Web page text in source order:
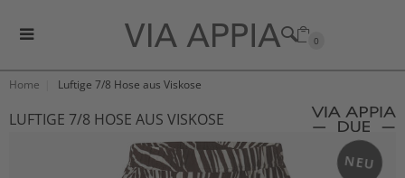
0
Home Luftige 7/8 Hose aus Viskose
LUFTIGE 7/8 HOSE AUS VISKOSE
NEU